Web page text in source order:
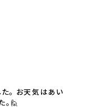
。 お天気はあい
。🙋